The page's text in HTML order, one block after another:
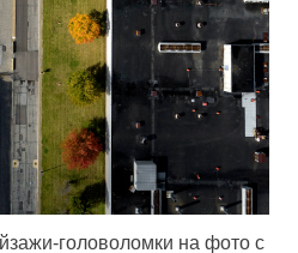
головоломки на фото с